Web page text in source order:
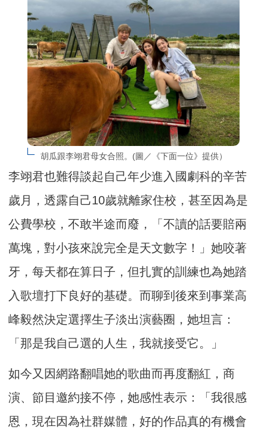
胡瓜跟李翊君母女合照。(圖／《下面一位》提供）
李翊君也難得談起自己年少進入國劇科的辛苦
歲月，透露自己10歲就離家住校，甚至因為是
公費學校，不敢半途而廢，「不讀的話要賠兩
萬塊，對小孩來說完全是天文數字！」她咬著
牙，每天都在算日子，但扎實的訓練也為她踏
入歌壇打下良好的基礎。而聊到後來到事業高
峰毅然決定選擇生子淡出演藝圈，她坦言：
「那是我自己選的人生，我就接受它。」
如今又因網路翻唱她的歌曲而再度翻紅，商
演、節目邀約接不停，她感性表示：「我很感
恩，現在因為社群媒體，好的作品真的有機會